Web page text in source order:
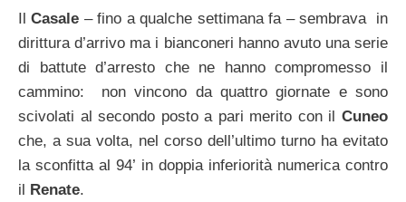
IlCasale – fino a qualche settimana fa – sembrava in
dirittura d’arrivo ma i bianconeri hanno avuto una serie
di battute d’arresto che ne hanno compromesso il
cammino: non vincono da quattro giornate e sono
scivolati al secondo posto a pari merito con il Cuneo
che, a sua volta, nel corso dell’ultimo turno ha evitato
la sconfitta al 94’ in doppia inferiorità numerica contro
il
Renate.